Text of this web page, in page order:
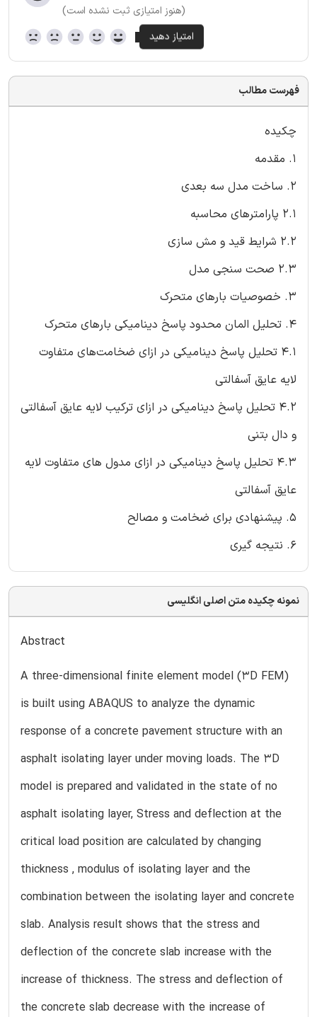
(هنوز امتیازی ثبت نشده است)
فهرست مطالب
چکیده
1. مقدمه
2. ساخت مدل سه بعدی
2.1 پارامترهای محاسبه
2.2 شرایط قید و مش سازی
2.3 صحت سنجی مدل
3. خصوصیات بارهای متحرک
4. تحلیل المان محدود پاسخ دینامیکی بارهای متحرک
4.1 تحلیل پاسخ دینامیکی در ازای ضخامت‌های متفاوت
لایه عایق آسفالتی
4.2 تحلیل پاسخ دینامیکی در ازای ترکیب لایه عایق آسفالتی
و دال بتنی
4.3 تحلیل پاسخ دینامیکی در ازای مدول های متفاوت لایه
عایق آسفالتی
5. پیشنهادی برای ضخامت و مصالح
6. نتیجه گیری
نمونه چکیده متن اصلی انگلیسی
Abstract
A three-dimensional finite element model (3D FEM)
is built using ABAQUS to analyze the dynamic
response of a concrete pavement structure with an
asphalt isolating layer under moving loads. The 3D
model is prepared and validated in the state of no
asphalt isolating layer, Stress and deflection at the
critical load position are calculated by changing
thickness , modulus of isolating layer and the
combination between the isolating layer and concrete
slab. Analysis result shows that the stress and
deflection of the concrete slab increase with the
increase of thickness. The stress and deflection of
the concrete slab decrease with the increase of